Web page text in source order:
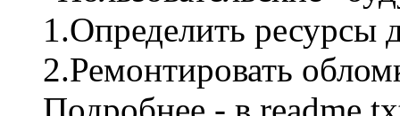
1.Определить ресурсы
2.Ремонтировать